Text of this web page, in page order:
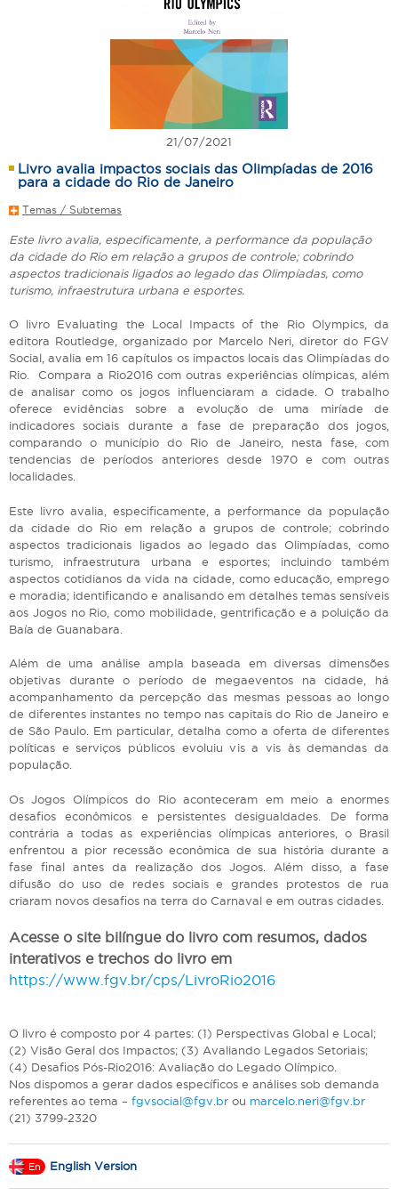
21/07/2021
Livro avalia impactos sociais das Olimpíadas de 2016
para a cidade do Rio de Janeiro
Temas / Subtemas
Este livro avalia, especificamente, a performance da população
da cidade do Rio em relação a grupos de controle; cobrindo
aspectos tradicionais ligados ao legado das Olimpíadas, como
turismo, infraestrutura urbana e esportes.
O livro Evaluating the Local Impacts of the Rio Olympics, da
editora Routledge, organizado por Marcelo Neri, diretor do FGV
Social, avalia em 16 capítulos os impactos locais das Olimpíadas do
Rio. Compara a Rio2016 com outras experiências olímpicas, além
de analisar como os jogos influenciaram a cidade. O trabalho
oferece evidências sobre a evolução de uma miríade de
indicadores sociais durante a fase de preparação dos jogos,
comparando o município do Rio de Janeiro, nesta fase, com
tendencias de períodos anteriores desde 1970 e com outras
localidades.
Este livro avalia, especificamente, a performance da população
da cidade do Rio em relação a grupos de controle; cobrindo
aspectos tradicionais ligados ao legado das Olimpíadas, como
turismo, infraestrutura urbana e esportes; incluindo também
aspectos cotidianos da vida na cidade, como educação, emprego
e moradia; identificando e analisando em detalhes temas sensíveis
aos Jogos no Rio, como mobilidade, gentrificação e a poluição da
Baía de Guanabara.
Além de uma análise ampla baseada em diversas dimensões
objetivas durante o período de megaeventos na cidade, há
acompanhamento da percepção das mesmas pessoas ao longo
de diferentes instantes no tempo nas capitais do Rio de Janeiro e
de São Paulo. Em particular, detalha como a oferta de diferentes
políticas e serviços públicos evoluiu vis a vis às demandas da
população.
Os Jogos Olímpicos do Rio aconteceram em meio a enormes
desafios econômicos e persistentes desigualdades. De forma
contrária a todas as experiências olímpicas anteriores, o Brasil
enfrentou a pior recessão econômica de sua história durante a
fase final antes da realização dos Jogos. Além disso, a fase
difusão do uso de redes sociais e grandes protestos de rua
criaram novos desafios na terra do Carnaval e em outras cidades.
Acesse o site bilíngue do livro com resumos, dados
interativos e trechos do livro em
https://www.fgv.br/cps/LivroRio2016
O livro é composto por 4 partes: (1) Perspectivas Global e Local;
(2) Visão Geral dos Impactos; (3) Avaliando Legados Setoriais;
(4) Desafios Pós-Rio2016: Avaliação do Legado Olímpico.
Nos dispomos a gerar dados específicos e análises sob demanda
referentes ao tema – fgvsocial@fgv.br ou marcelo.neri@fgv.br
(21) 3799-2320
En English Version